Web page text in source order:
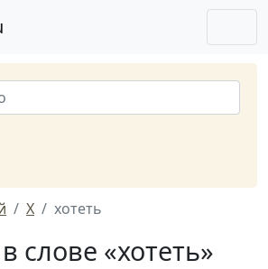
Х хотеть
слове «хотеть»